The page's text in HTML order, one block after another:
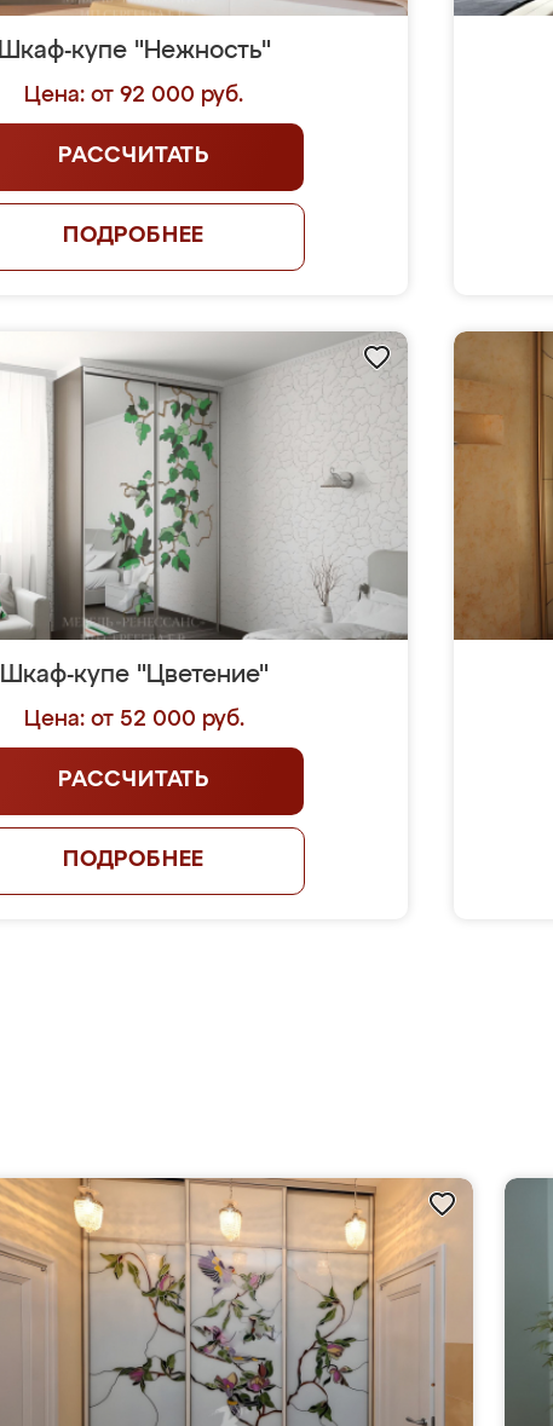
Шкаф-купе "Нежность"
Цена: от 92 000 руб.
РАССЧИТАТЬ
ПОДРОБНЕЕ
Шкаф-купе "Цветение"
Цена: от 52 000 руб.
РАССЧИТАТЬ
ПОДРОБНЕЕ